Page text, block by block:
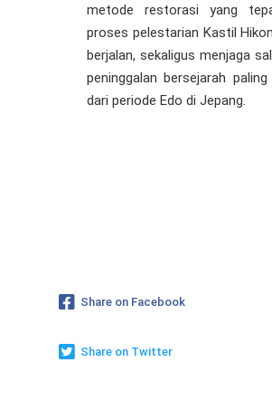
metode restorasi yang
proses pelestarian Kastil
berjalan, sekaligus menjaga
peninggalan bersejarah
dari periode Edo di Jepang.
Share on Facebook
Share on Twitter